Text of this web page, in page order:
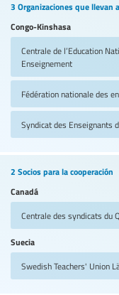
3 Organizaciones que llevan
Congo-Kinshasa
Centrale de l’Education
Enseignement
Fédération nationale des
Syndicat des Enseignants
2 Socios para la cooperación
Canadá
Centrale des syndicats du
Suecia
Swedish Teachers' Union